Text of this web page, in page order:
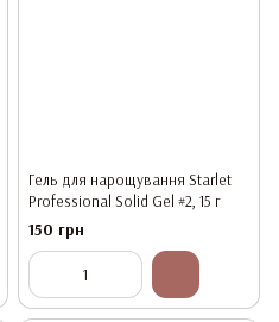
Гель для нарощування Starlet
Professional Solid Gel #2, 15 г
150 грн